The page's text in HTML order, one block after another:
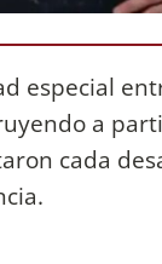
especial
a
cada